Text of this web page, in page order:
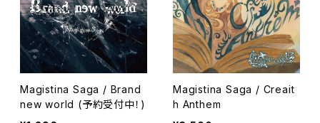
Magistina Saga / Brand
new world (予約受付中！)
Magistina Saga / Creait
h Anthem